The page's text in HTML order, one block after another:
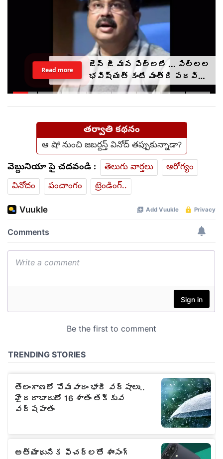
జెన్ జీ మన పిల్లలే ... పిల్లల
భవిష్యత్ కంటే మంత్రి పదవి
ముఖ్యం కాదు : ధర్మేంద్ర
Read more
తర్వాతి కథనం
ఆ షో నుంచి జబర్దస్త్ వినోద్‌ తప్పుకున్నాడా?
వెబ్దునియా పై చదవండి : తెలుగు వార్తలు
ఆరోగ్యం
వినోదం
పంచాంగం ట్రెండింగ్..